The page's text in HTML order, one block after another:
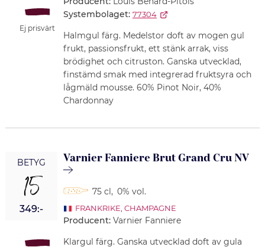
Ej prisvärt
Systembolaget: 77304
Halmgul färg. Medelstor doft av mogen gul
frukt, passionsfrukt, ett stänk arrak, viss
brödighet och citruston. Ganska utvecklad,
finstämd smak med integrerad fruktsyra och
lågmäld mousse. 60% Pinot Noir, 40%
Chardonnay
BETYG
15
349:-
Varnier Fanniere Brut Grand Cru NV
75 cl, 0% vol.
FRANKRIKE CHAMPAGNE
Producent: Varnier Fanniere
Klargul färg. Ganska utvecklad doft av gula